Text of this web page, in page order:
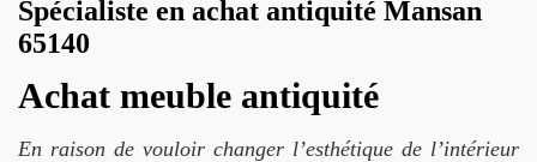
Spécialiste en achat antiquité Mansan
65140
Achat meuble antiquité
En raison de vouloir changer l’esthétique de l’intérieur